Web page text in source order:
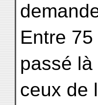
Entre
passé
ceux de